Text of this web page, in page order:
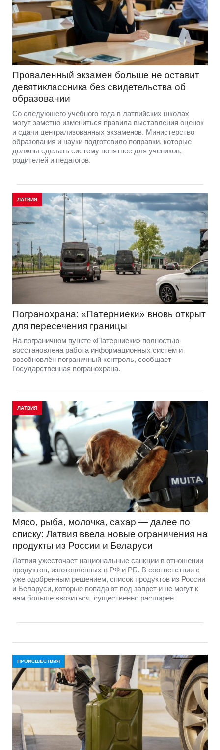
Проваленный экзамен больше не оставит
девятиклассника без свидетельства об
образовании
Со следующего учебного года в латвийских школах
могут заметно измениться правила выставления оценок
и сдачи централизованных экзаменов. Министерство
образования и науки подготовило поправки, которые
должны сделать систему понятнее для учеников,
родителей и педагогов.
ЛАТВИЯ
Погранохрана: «Патерниеки» вновь открыт
для пересечения границы
На пограничном пункте «Патерниеки» полностью
восстановлена работа информационных систем и
возобновлён пограничный контроль, сообщает
Государственная погранохрана.
ЛАТВИЯ
Мясо, рыба, молочка, сахар — далее по
списку: Латвия ввела новые ограничения на
продукты из России и Беларуси
Латвия ужесточает национальные санкции в отношении
продуктов, изготовленных в РФ и РБ. В соответствии с
уже одобренным решением, список продуктов из России
и Беларуси, которые попадают под запрет и не могут к
нам больше ввозиться, существенно расширен.
ПРОИСШЕСТВИЯ